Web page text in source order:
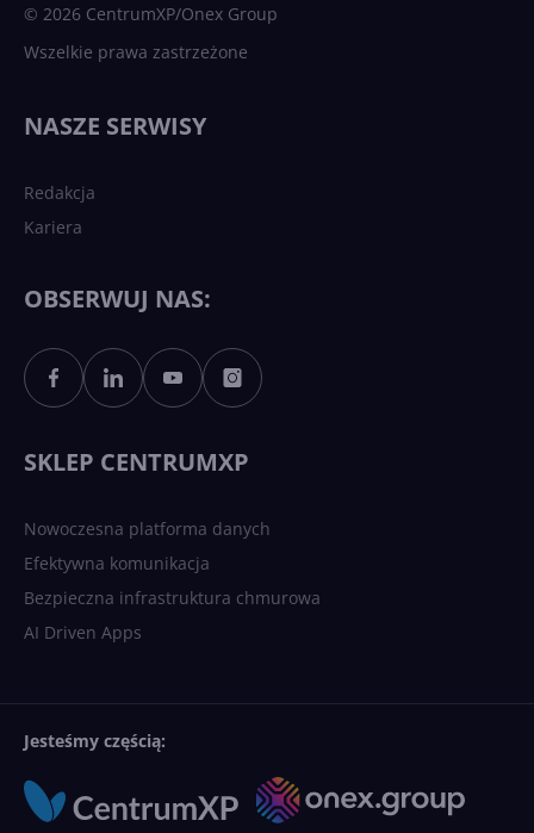
Sztuczna inteligencja po
polsku. Dość barier
© 2026 CentrumXP/Onex Group
Wszelkie prawa zastrzeżone
NASZE SERWISY
Redakcja
Kariera
OBSERWUJ NAS:
SKLEP CENTRUMXP
Nowoczesna platforma danych
Efektywna komunikacja
Bezpieczna infrastruktura chmurowa
AI Driven Apps
Jesteśmy częścią: